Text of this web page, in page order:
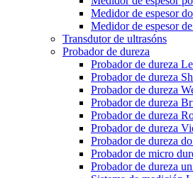
Medidor de espesor
Medidor de espesor
Transdutor de ultrasóns
Probador de dureza
Probador de dureza
Probador de dureza
Probador de dureza
Probador de dureza
Probador de dureza
Probador de dureza
Probador de dureza
Probador de micro
Probador de dureza